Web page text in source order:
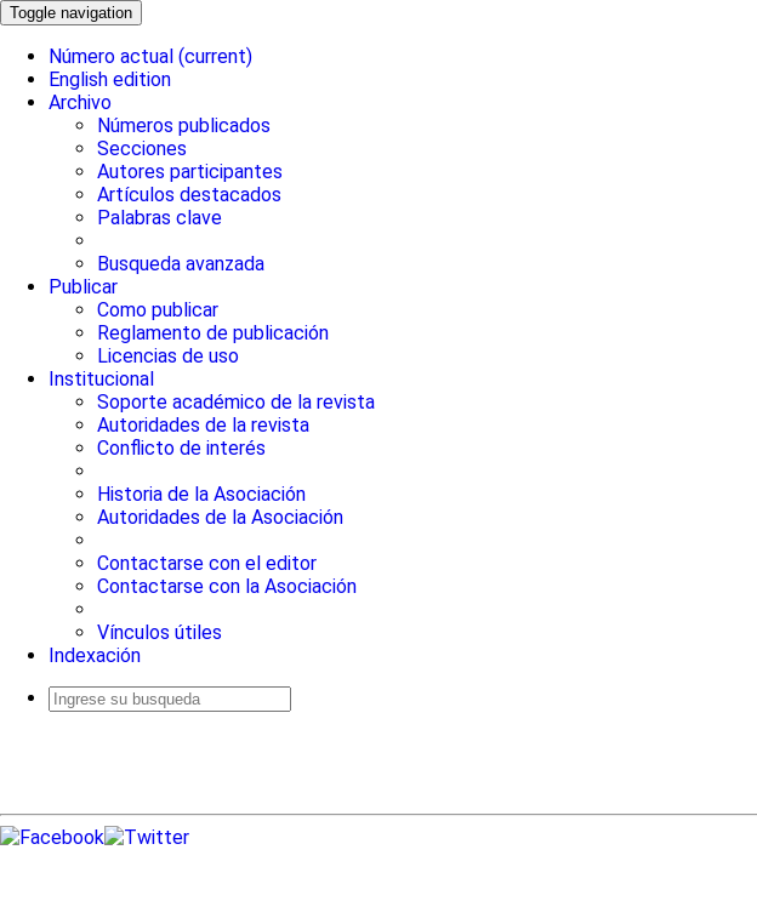
Toggle navigation
Número actual (current)
English edition
Archivo
Números publicados
Secciones
Autores participantes
Artículos destacados
Palabras clave
Busqueda avanzada
Publicar
Como publicar
Reglamento de publicación
Licencias de uso
Institucional
Soporte académico de la revista
Autoridades de la revista
Conflicto de interés
Historia de la Asociación
Autoridades de la Asociación
Contactarse con el editor
Contactarse con la Asociación
Vínculos útiles
Indexación